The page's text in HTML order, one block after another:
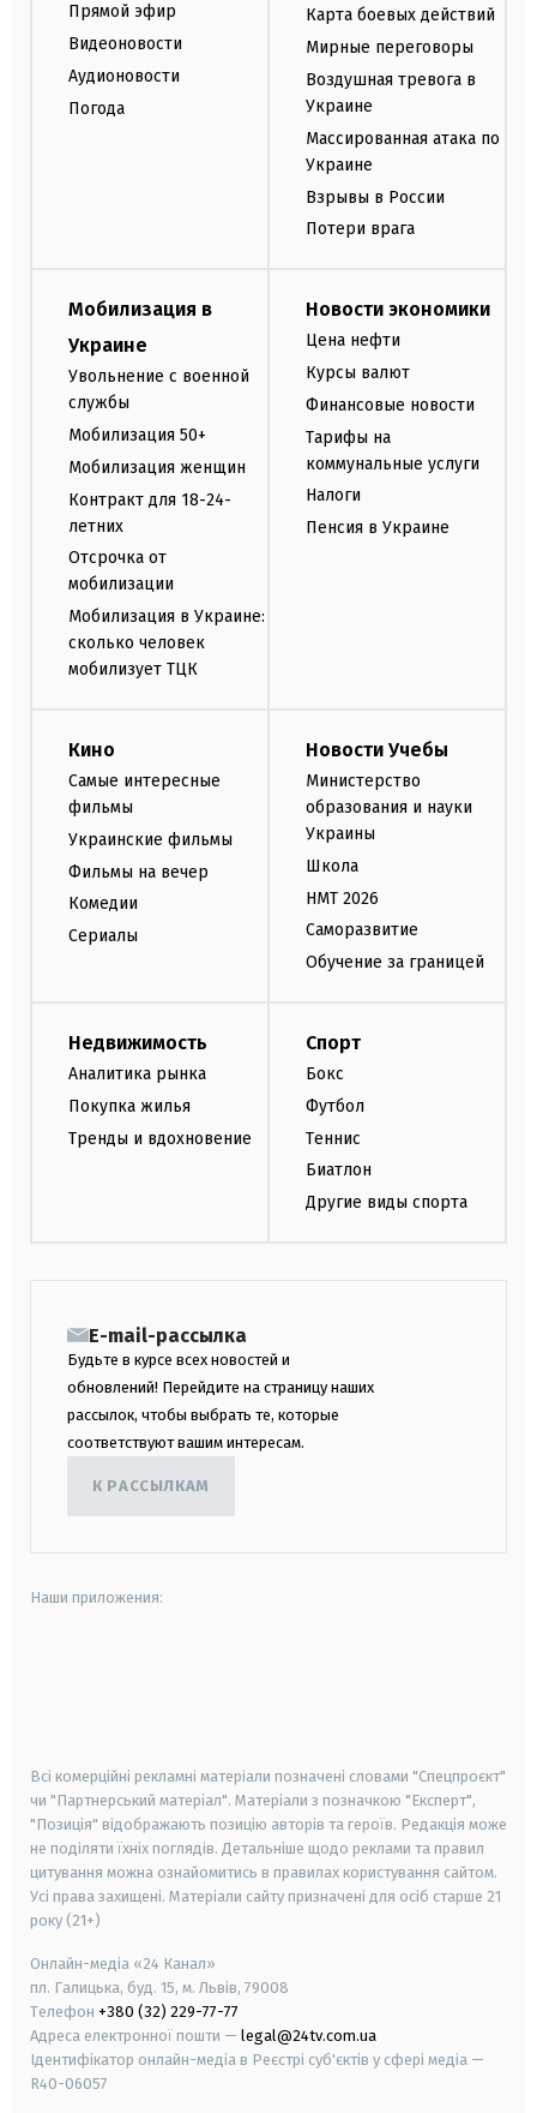
Прямой эфир
Видеоновости
Аудионовости
Погода
Карта боевых действий
Мирные переговоры
Воздушная тревога в
Украине
Массированная атака по
Украине
Взрывы в России
Потери врага
Мобилизация в
Украине
Увольнение с военной
службы
Мобилизация 50+
Мобилизация женщин
Контракт для 18-24-
летних
Отсрочка от
мобилизации
Мобилизация в Украине:
сколько человек
мобилизует ТЦК
Новости экономики
Цена нефти
Курсы валют
Финансовые новости
Тарифы на
коммунальные услуги
Налоги
Пенсия в Украине
Кино
Самые интересные
фильмы
Украинские фильмы
Фильмы на вечер
Комедии
Сериалы
Новости Учебы
Министерство
образования и науки
Украины
Школа
НМТ 2026
Саморазвитие
Обучение за границей
Недвижимость
Аналитика рынка
Покупка жилья
Тренды и вдохновение
Спорт
Бокс
Футбол
Теннис
Биатлон
Другие виды спорта
E-mail-рассылка
Будьте в курсе всех новостей и
обновлений! Перейдите на страницу наших
рассылок, чтобы выбрать те, которые
соответствуют вашим интересам.
К РАССЫЛКАМ
Наши приложения:
Всі комерційні рекламні матеріали позначені словами "Спецпроєкт"
чи "Партнерський матеріал". Матеріали з позначкою "Експерт",
"Позиція" відображають позицію авторів та героїв. Редакція може
не поділяти їхніх поглядів. Детальніше щодо реклами та правил
цитування можна ознайомитись в правилах користування сайтом.
Усі права захищені. Матеріали сайту призначені для осіб старше 21
року (21+)
Онлайн-медіа «24 Канал»
пл. Галицька, буд. 15, м. Львів, 79008
Телефон +380 (32) 229-77-77
Адреса електронної пошти — legal@24tv.com.ua
Ідентифікатор онлайн-медіа в Реєстрі суб'єктів у сфері медіа —
R40-06057